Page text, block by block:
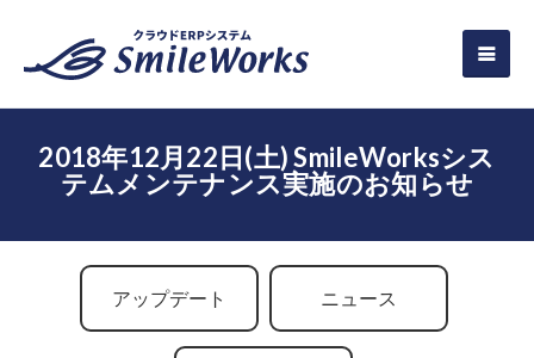
2018年12月22日(土) SmileWorksシス
テムメンテナンス実施のお知らせ
アップデート ニュース